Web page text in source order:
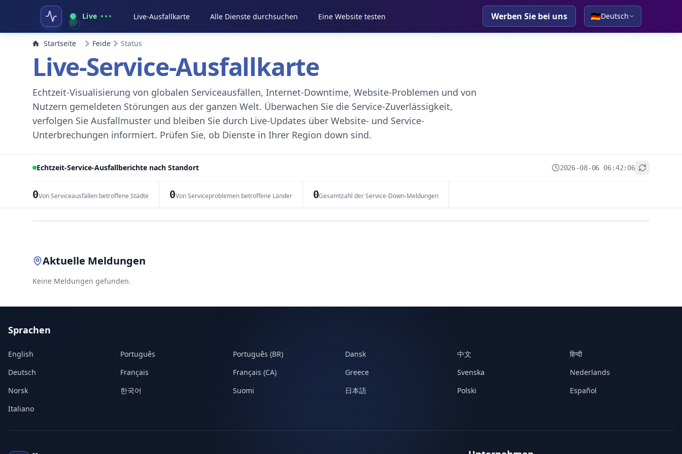
Live Live-Ausfallkarte Alle Dienste durchsuchen Eine Website testen Werben Sie bei uns 🇩🇪Deutsch
Startseite Feide Status
Live-Service-Ausfallkarte
Echtzeit-Visualisierung von globalen Serviceausfällen, Internet-Downtime, Website-Problemen und von
Nutzern gemeldeten Störungen aus der ganzen Welt. Überwachen Sie die Service-Zuverlässigkeit,
verfolgen Sie Ausfallmuster und bleiben Sie durch Live-Updates über Website- und Service-
Unterbrechungen informiert. Prüfen Sie, ob Dienste in Ihrer Region down sind.
Echtzeit-Service-Ausfallberichte nach Standort 2026-08-06 06:42:06
0Von Serviceausfällen betroffene Städte 0Von Serviceproblemen betroffene Länder 0Gesamtzahl der Service-Down-Meldungen
Aktuelle Meldungen
Keine Meldungen gefunden.
Sprachen
English Português Português (BR) Dansk 中文
हिन्दी
Deutsch
Français Français (CA) Greece Svenska
Nederlands
Norsk
한국어 Suomi 日本語 Polski
Español
Italiano